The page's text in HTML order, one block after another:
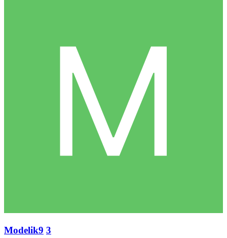
Modelik9 3